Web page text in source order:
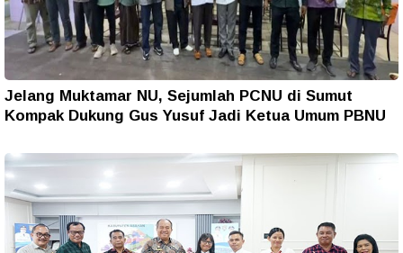
Jelang Muktamar NU, Sejumlah PCNU di Sumut
Kompak Dukung Gus Yusuf Jadi Ketua Umum PBNU